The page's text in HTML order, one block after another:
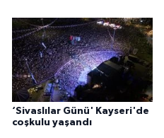
‘Sivaslılar Günü' Kayseri'de
coşkulu yaşandı